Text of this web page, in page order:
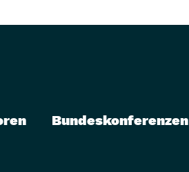
Bundeskonferenzen